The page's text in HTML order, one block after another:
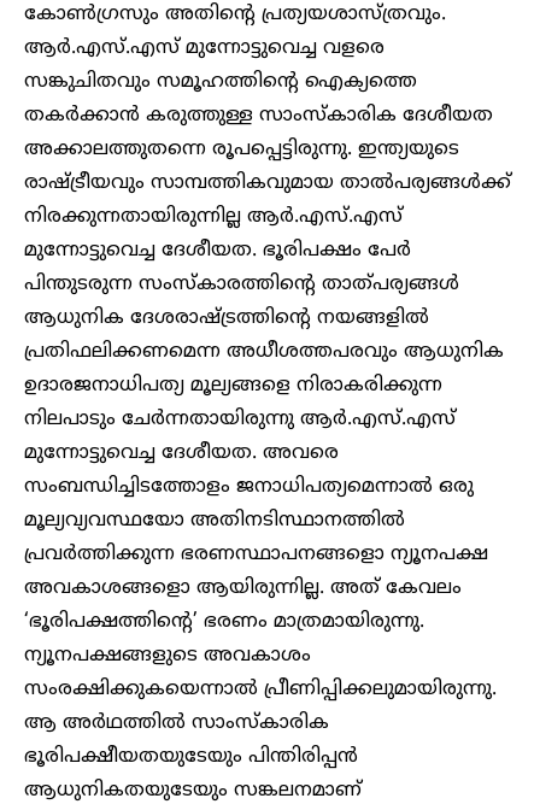
കോൺഗ്രസും അതിന്റെ പ്രത്യയശാസ്ത്രവും.
ആർ.എസ്.എസ് മുന്നോട്ടുവെച്ച വളരെ
സങ്കുചിതവും സമൂഹത്തിന്റെ ഐക്യത്തെ
തകർക്കാൻ കരുത്തുള്ള സാംസ്കാരിക ദേശീയത
അക്കാലത്തുതന്നെ രൂപപ്പെട്ടിരുന്നു. ഇന്ത്യയുടെ
രാഷ്ട്രീയവും സാമ്പത്തികവുമായ താൽപര്യങ്ങൾക്ക്
നിരക്കുന്നതായിരുന്നില്ല ആർ.എസ്.എസ്
മുന്നോട്ടുവെച്ച ദേശീയത. ഭൂരിപക്ഷം പേർ
പിന്തുടരുന്ന സംസ്കാരത്തിന്റെ താത്പര്യങ്ങൾ
ആധുനിക ദേശരാഷ്ട്രത്തിന്റെ നയങ്ങളിൽ
പ്രതിഫലിക്കണമെന്ന അധീശത്തപരവും ആധുനിക
ഉദാരജനാധിപത്യ മൂല്യങ്ങളെ നിരാകരിക്കുന്ന
നിലപാടും ചേർന്നതായിരുന്നു ആർ.എസ്.എസ്
മുന്നോട്ടുവെച്ച ദേശീയത. അവരെ
സംബന്ധിച്ചിടത്തോളം ജനാധിപത്യമെന്നാൽ ഒരു
മൂല്യവ്യവസ്ഥയോ അതിനടിസ്ഥാനത്തിൽ
പ്രവർത്തിക്കുന്ന ഭരണസ്ഥാപനങ്ങളൊ ന്യൂനപക്ഷ
അവകാശങ്ങളൊ ആയിരുന്നില്ല. അത് കേവലം
‘ഭൂരിപക്ഷത്തിന്റെ’ ഭരണം മാത്രമായിരുന്നു.
ന്യൂനപക്ഷങ്ങളുടെ അവകാശം
സംരക്ഷിക്കുകയെന്നാൽ പ്രീണിപ്പിക്കലുമായിരുന്നു.
ആ അർഥത്തിൽ സാംസ്കാരിക
ഭൂരിപക്ഷീയതയുടേയും പിന്തിരിപ്പൻ
ആധുനികതയുടേയും സങ്കലനമാണ്